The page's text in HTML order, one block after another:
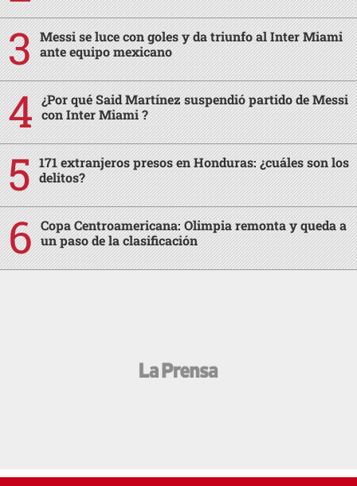
Messi se luce con goles y da triunfo al Inter Miami
ante equipo mexicano
¿Por qué Said Martínez suspendió partido de Messi
con Inter Miami ?
171 extranjeros presos en Honduras: ¿cuáles son los
delitos?
Copa Centroamericana: Olimpia remonta y queda a
un paso de la clasificación